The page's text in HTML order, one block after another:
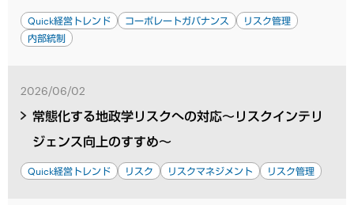
Quick経営トレンド コーポレートガバナンス
リスク管理
内部統制
2026/06/02
常態化する地政学リスクへの対応～リスクインテリ
ジェンス向上のすすめ～
Quick経営トレンド リスク リスクマネジメント リスク管理